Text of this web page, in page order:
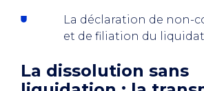
La déclaration de non-
et de filiation du
La dissolution sans